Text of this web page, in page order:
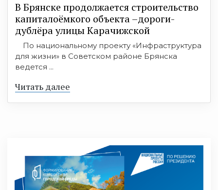
В Брянске продолжается строительство
капиталоёмкого объекта –дороги-
дублёра улицы Карачижской
По национальному проекту «Инфраструктура
для жизни» в Советском районе Брянска
ведется ...
Читать далее